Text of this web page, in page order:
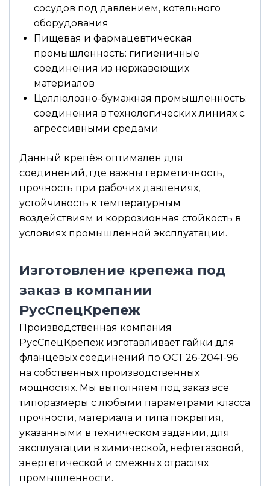
сосудов под давлением, котельного
оборудования
Пищевая и фармацевтическая
промышленность: гигиеничные
соединения из нержавеющих
материалов
Целлюлозно-бумажная промышленность:
соединения в технологических линиях с
агрессивными средами
Данный крепёж оптимален для
соединений, где важны герметичность,
прочность при рабочих давлениях,
устойчивость к температурным
воздействиям и коррозионная стойкость в
условиях промышленной эксплуатации.
Изготовление крепежа под
заказ в компании
РусСпецКрепеж
Производственная компания
РусСпецКрепеж изготавливает гайки для
фланцевых соединений по ОСТ 26-2041-96
на собственных производственных
мощностях. Мы выполняем под заказ все
типоразмеры с любыми параметрами класса
прочности, материала и типа покрытия,
указанными в техническом задании, для
эксплуатации в химической, нефтегазовой,
энергетической и смежных отраслях
промышленности.